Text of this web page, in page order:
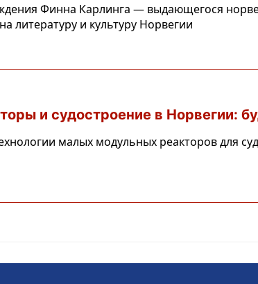
Финна Карлинга — выдающегося
литературу и культуру Норвегии
и судостроение в Норвегии:
малых модульных реакторов для